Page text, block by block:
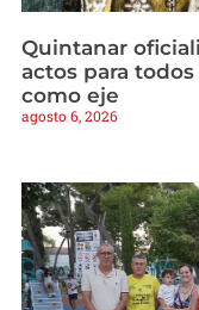
Quintanar
actos para
como eje
agosto 6, 2026